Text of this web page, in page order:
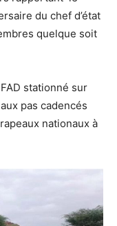
du chef d’état
quelque soit
stationné sur
pas cadencés
nationaux à